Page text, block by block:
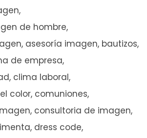
de hombre
asesoría imagen bautizos
de empresa
clima laboral
color comuniones
consultoria de imagen
dress code